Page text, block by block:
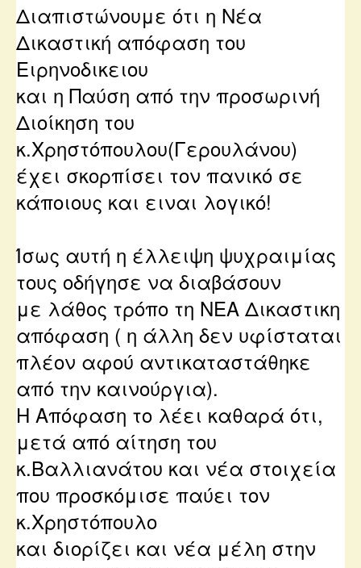
Διαπιστώνουμε ότι η Νέα
Δικαστική απόφαση του
Ειρηνοδικειου
και η Παύση από την προσωρινή
Διοίκηση του
κ.Χρηστόπουλου(Γερουλάνου)
έχει σκορπίσει τον πανικό σε
κάποιους και ειναι λογικό!
Ίσως αυτή η έλλειψη ψυχραιμίας
τους οδήγησε να διαβάσουν
με λάθος τρόπο τη ΝΕΑ Δικαστικη
απόφαση ( η άλλη δεν υφίσταται
πλέον αφού αντικαταστάθηκε
από την καινούργια).
Η Απόφαση το λέει καθαρά ότι,
μετά από αίτηση του
κ.Βαλλιανάτου και νέα στοιχεία
που προσκόμισε παύει τον
κ.Χρηστόπουλο
και διορίζει και νέα μέλη στην